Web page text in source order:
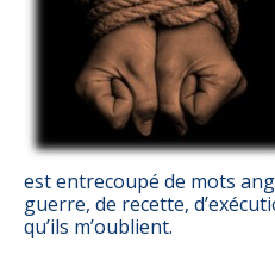
est entrecoupé de mots
guerre, de recette,
qu’ils m’oublient.